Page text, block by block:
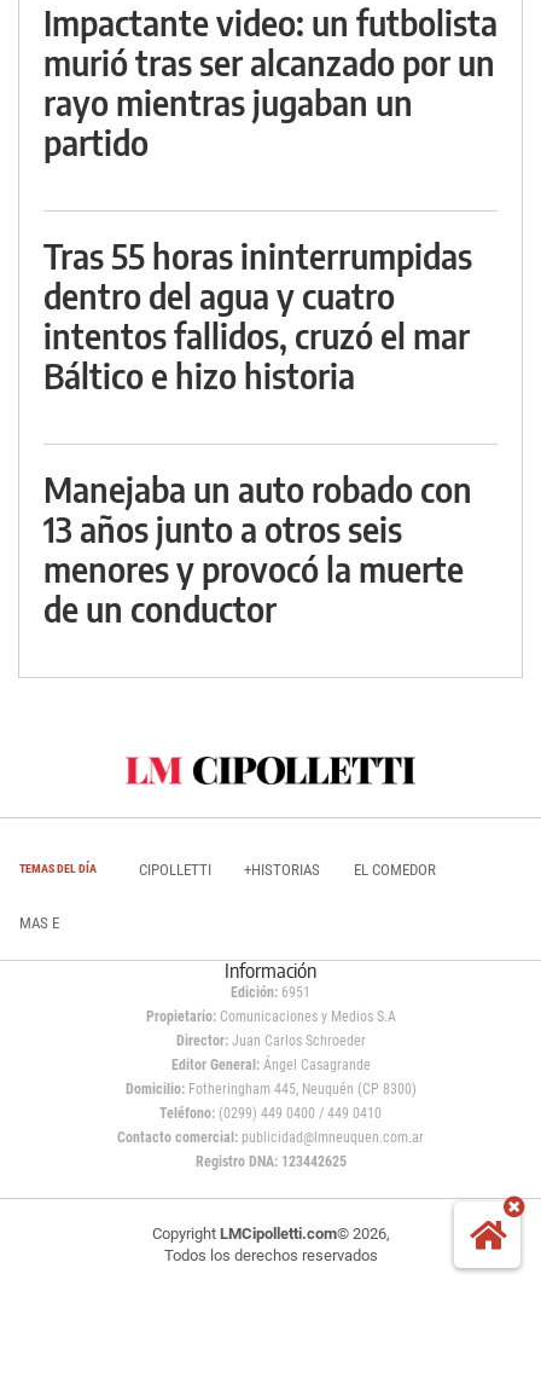
Impactante video: un futbolista
murió tras ser alcanzado por un
rayo mientras jugaban un
partido
Tras 55 horas ininterrumpidas
dentro del agua y cuatro
intentos fallidos, cruzó el mar
Báltico e hizo historia
Manejaba un auto robado con
13 años junto a otros seis
menores y provocó la muerte
de un conductor
TEMAS DEL DÍA CIPOLLETTI +HISTORIAS EL COMEDOR
MAS E
Información
Edición: 6951
Propietario:Comunicaciones y Medios S.A
Director: Juan Carlos Schroeder
Editor General:Ángel Casagrande
Domicilio:Fotheringham 445, Neuquén (CP 8300)
Teléfono: (0299) 449 0400 / 449 0410
Contacto comercial: publicidad@lmneuquen.com.ar
Registro DNA: 123442625
Copyright LMCipolletti.com© 2026,
Todos los derechos reservados